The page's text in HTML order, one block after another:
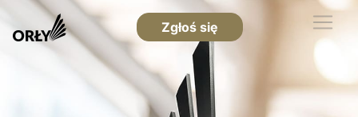
Zgłoś się